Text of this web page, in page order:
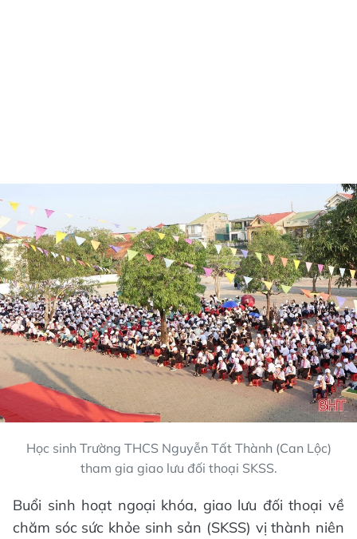
Học sinh Trường THCS Nguyễn Tất Thành (Can Lộc)
tham gia giao lưu đối thoại SKSS.
Buổi sinh hoạt ngoại khóa, giao lưu đối thoại về
chăm sóc sức khỏe sinh sản (SKSS) vị thành niên